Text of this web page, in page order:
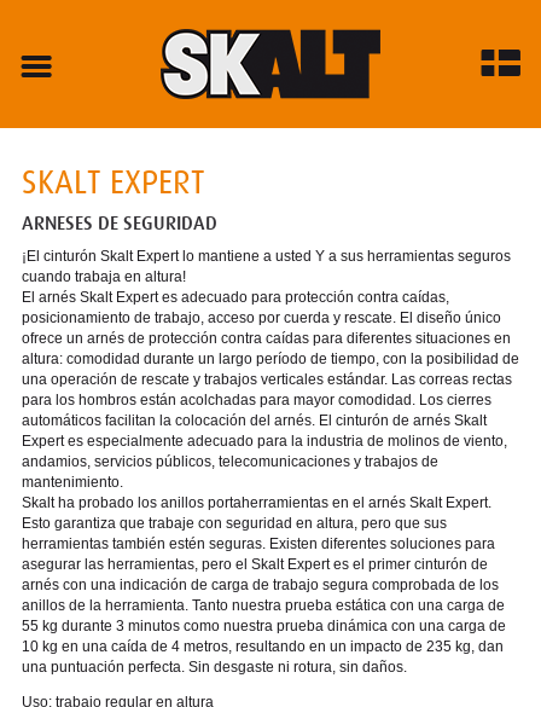
SKALT EXPERT
ARNESES DE SEGURIDAD
¡El cinturón Skalt Expert lo mantiene a usted Y a sus herramientas seguros
cuando trabaja en altura!
El arnés Skalt Expert es adecuado para protección contra caídas,
posicionamiento de trabajo, acceso por cuerda y rescate. El diseño único
ofrece un arnés de protección contra caídas para diferentes situaciones en
altura: comodidad durante un largo período de tiempo, con la posibilidad de
una operación de rescate y trabajos verticales estándar. Las correas rectas
para los hombros están acolchadas para mayor comodidad. Los cierres
automáticos facilitan la colocación del arnés. El cinturón de arnés Skalt
Expert es especialmente adecuado para la industria de molinos de viento,
andamios, servicios públicos, telecomunicaciones y trabajos de
mantenimiento.
Skalt ha probado los anillos portaherramientas en el arnés Skalt Expert.
Esto garantiza que trabaje con seguridad en altura, pero que sus
herramientas también estén seguras. Existen diferentes soluciones para
asegurar las herramientas, pero el Skalt Expert es el primer cinturón de
arnés con una indicación de carga de trabajo segura comprobada de los
anillos de la herramienta. Tanto nuestra prueba estática con una carga de
55 kg durante 3 minutos como nuestra prueba dinámica con una carga de
10 kg en una caída de 4 metros, resultando en un impacto de 235 kg, dan
una puntuación perfecta. Sin desgaste ni rotura, sin daños.
Uso: trabajo regular en altura